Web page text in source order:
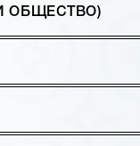
ОБЩЕСТВО)